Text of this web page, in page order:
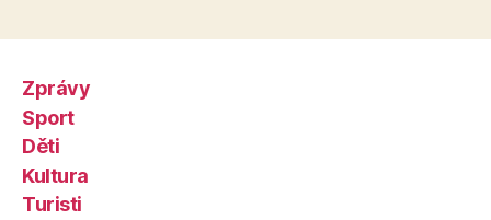
Zprávy
Sport
Děti
Kultura
Turisti